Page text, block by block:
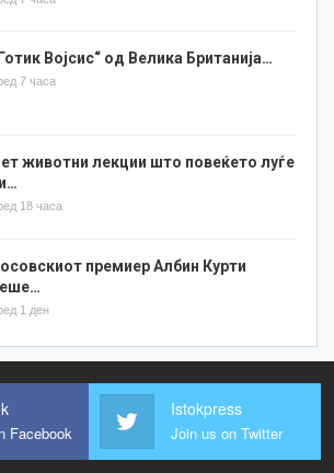
Војсис“ од Велика Британија…
7 часа
животни лекции што повеќето луѓе
18 часа
премиер Албин Курти
1 ден
Facebook
Istokpress
Join us on Twitter